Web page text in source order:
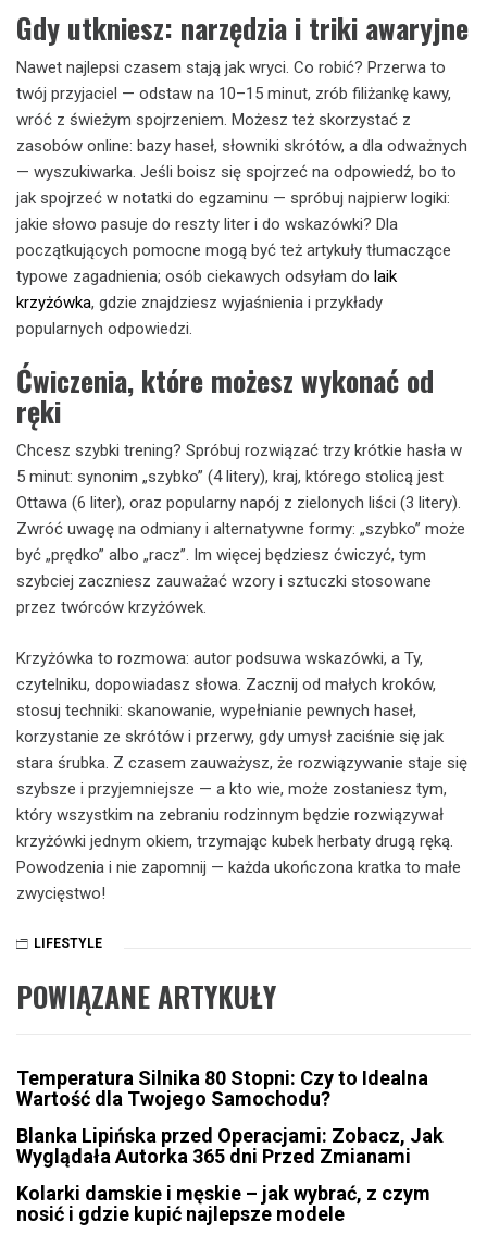
Gdy utkniesz: narzędzia i triki awaryjne
Nawet najlepsi czasem stają jak wryci. Co robić? Przerwa to
twój przyjaciel — odstaw na 10–15 minut, zrób filiżankę kawy,
wróć z świeżym spojrzeniem. Możesz też skorzystać z
zasobów online: bazy haseł, słowniki skrótów, a dla odważnych
— wyszukiwarka. Jeśli boisz się spojrzeć na odpowiedź, bo to
jak spojrzeć w notatki do egzaminu — spróbuj najpierw logiki:
jakie słowo pasuje do reszty liter i do wskazówki? Dla
początkujących pomocne mogą być też artykuły tłumaczące
typowe zagadnienia; osób ciekawych odsyłam do laik
krzyżówka, gdzie znajdziesz wyjaśnienia i przykłady
popularnych odpowiedzi.
Ćwiczenia, które możesz wykonać od
ręki
Chcesz szybki trening? Spróbuj rozwiązać trzy krótkie hasła w
5 minut: synonim „szybko” (4 litery), kraj, którego stolicą jest
Ottawa (6 liter), oraz popularny napój z zielonych liści (3 litery).
Zwróć uwagę na odmiany i alternatywne formy: „szybko” może
być „prędko” albo „racz”. Im więcej będziesz ćwiczyć, tym
szybciej zaczniesz zauważać wzory i sztuczki stosowane
przez twórców krzyżówek.
Krzyżówka to rozmowa: autor podsuwa wskazówki, a Ty,
czytelniku, dopowiadasz słowa. Zacznij od małych kroków,
stosuj techniki: skanowanie, wypełnianie pewnych haseł,
korzystanie ze skrótów i przerwy, gdy umysł zaciśnie się jak
stara śrubka. Z czasem zauważysz, że rozwiązywanie staje się
szybsze i przyjemniejsze — a kto wie, może zostaniesz tym,
który wszystkim na zebraniu rodzinnym będzie rozwiązywał
krzyżówki jednym okiem, trzymając kubek herbaty drugą ręką.
Powodzenia i nie zapomnij — każda ukończona kratka to małe
zwycięstwo!
LIFESTYLE
POWIĄZANE ARTYKUŁY
Temperatura Silnika 80 Stopni: Czy to Idealna
Wartość dla Twojego Samochodu?
Blanka Lipińska przed Operacjami: Zobacz, Jak
Wyglądała Autorka 365 dni Przed Zmianami
Kolarki damskie i męskie – jak wybrać, z czym
nosić i gdzie kupić najlepsze modele